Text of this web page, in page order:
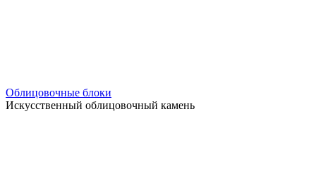
Облицовочные блоки
Искусственный облицовочный камень